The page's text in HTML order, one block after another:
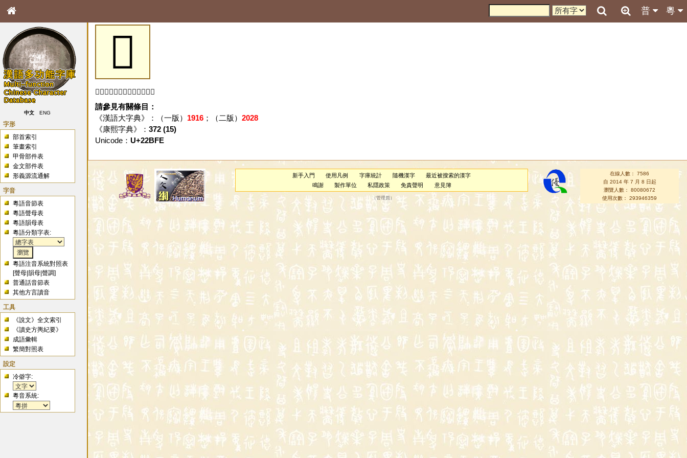
粵
普
中文 ENG
字形
部首索引
筆畫索引
甲骨部件表
金文部件表
形義源流通解
字音
粵語音節表
粵語聲母表
粵語韻母表
粵語分類字表:
粵語注音系統對照表
[聲母 |韻母 |聲調]
普通話音節表
其他方言讀音
工具
《說文》全文索引
《讀史方輿紀要》
成語彙輯
繁簡對照表
設定
冷僻字:
粵音系統:
𢯾
「𢯾」字未收錄於本資料庫。
請參見有關條目：
《漢語大字典》：（一版） 1916；（二版） 2028
《康熙字典》： 372 (15)
Unicode： U+22BFE
新手入門 使用凡例 字庫統計 隨機漢字
最近被搜索的漢字
鳴謝
製作單位 私隱政策 免責聲明 意見簿
（管理員 ）
在線人數： 7586
自 2014 年 7 月 8 日起
瀏覽人數： 80080672
使用次數： 293946359